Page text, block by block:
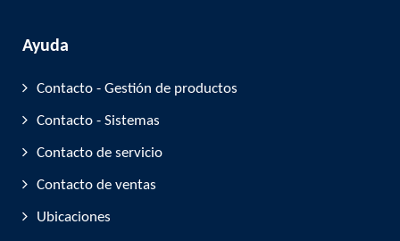
Ayuda
Contacto - Gestión de productos
Contacto - Sistemas
Contacto de servicio
Contacto de ventas
Ubicaciones